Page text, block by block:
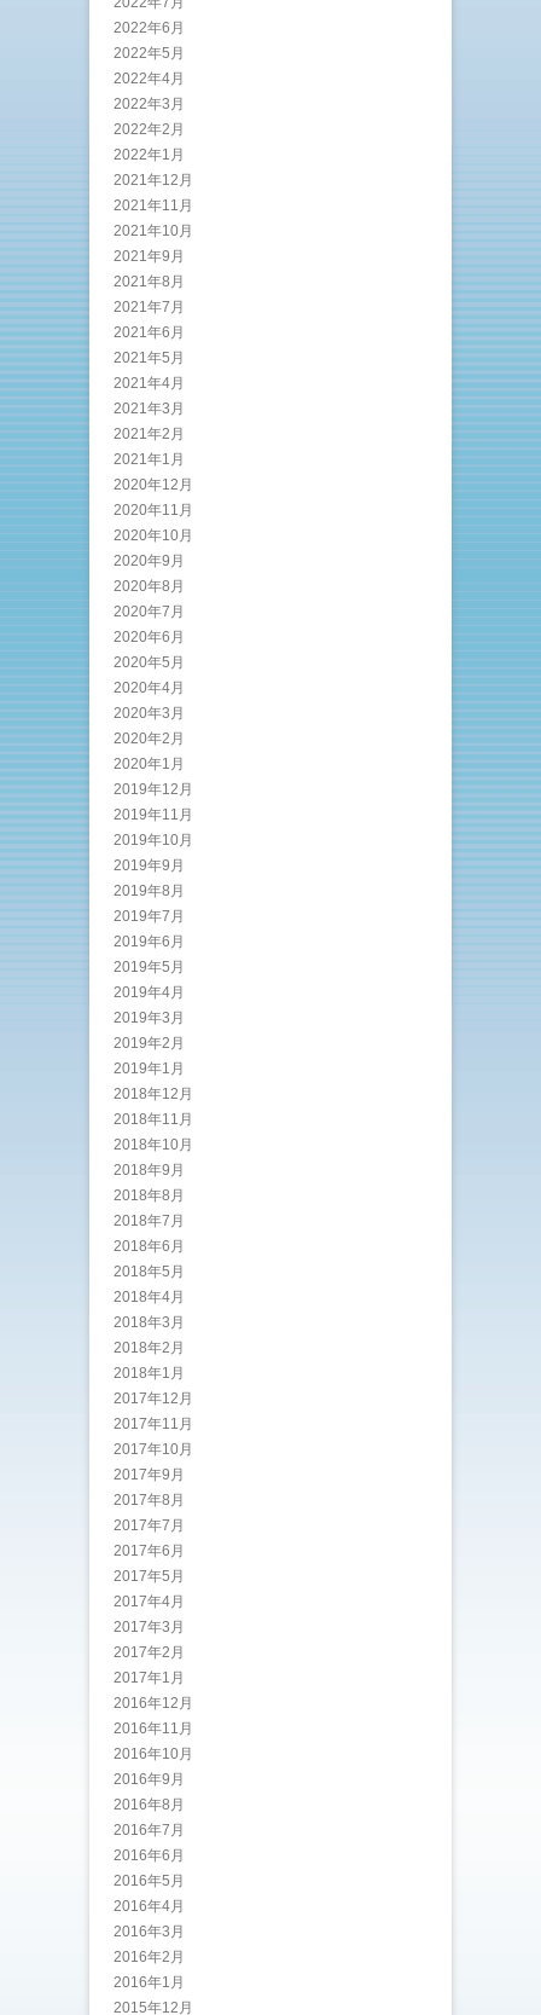
2022年6月
2022年5月
2022年4月
2022年3月
2022年2月
2022年1月
2021年12月
2021年11月
2021年10月
2021年9月
2021年8月
2021年7月
2021年6月
2021年5月
2021年4月
2021年3月
2021年2月
2021年1月
2020年12月
2020年11月
2020年10月
2020年9月
2020年8月
2020年7月
2020年6月
2020年5月
2020年4月
2020年3月
2020年2月
2020年1月
2019年12月
2019年11月
2019年10月
2019年9月
2019年8月
2019年7月
2019年6月
2019年5月
2019年4月
2019年3月
2019年2月
2019年1月
2018年12月
2018年11月
2018年10月
2018年9月
2018年8月
2018年7月
2018年6月
2018年5月
2018年4月
2018年3月
2018年2月
2018年1月
2017年12月
2017年11月
2017年10月
2017年9月
2017年8月
2017年7月
2017年6月
2017年5月
2017年4月
2017年3月
2017年2月
2017年1月
2016年12月
2016年11月
2016年10月
2016年9月
2016年8月
2016年7月
2016年6月
2016年5月
2016年4月
2016年3月
2016年2月
2016年1月
2015年12月